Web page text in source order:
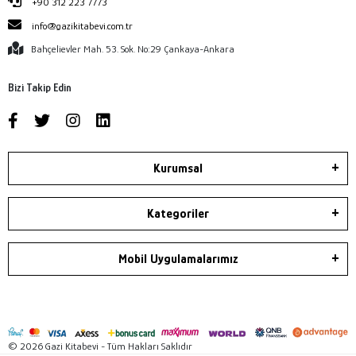
info@gazikitabevi.com.tr
Bahçelievler Mah. 53. Sok. No:29 Çankaya-Ankara
Bizi Takip Edin
Kurumsal
Kategoriler
Mobil Uygulamalarımız
© 2026 Gazi Kitabevi - Tüm Hakları Saklıdır